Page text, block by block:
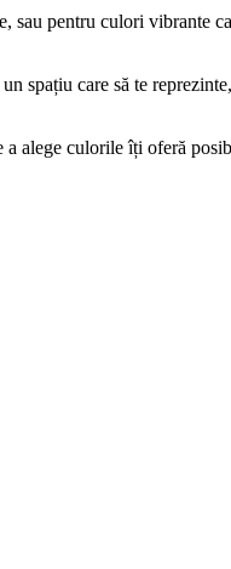
sau pentru culori vibrante
spațiu care să te
a alege culorile îți oferă